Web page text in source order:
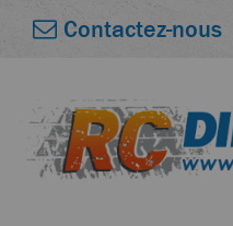
Contactez-nous